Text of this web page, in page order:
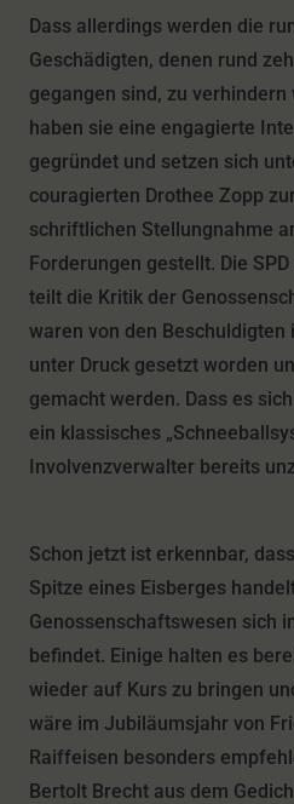
Dass allerdings werden die
Geschädigten, denen rund
gegangen sind, zu
haben sie eine engagierte
gegründet und setzen sich
couragierten Drothee Zopp
schriftlichen Stellungnahme
Forderungen gestellt. Die
teilt die Kritik der
waren von den
unter Druck gesetzt worden
gemacht werden. Dass es
ein klassisches
Involvenzverwalter bereits
Schon jetzt ist erkennbar,
Spitze eines Eisberges
Genossenschaftswesen sich
befindet. Einige halten es
wieder auf Kurs zu bringen
wäre im Jubiläumsjahr von
Raiffeisen besonders
Bertolt Brecht aus dem